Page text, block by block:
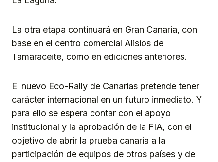
La otra etapa continuará en Gran Canaria, con
base en el centro comercial Alisios de
Tamaraceite, como en ediciones anteriores.
El nuevo Eco-Rally de Canarias pretende tener
carácter internacional en un futuro inmediato. Y
para ello se espera contar con el apoyo
institucional y la aprobación de la FIA, con el
objetivo de abrir la prueba canaria a la
participación de equipos de otros países y de